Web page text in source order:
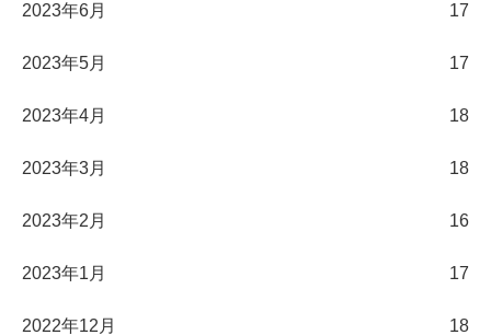
2023年6月 17
2023年5月 17
2023年4月 18
2023年3月 18
2023年2月 16
2023年1月 17
2022年12月 18